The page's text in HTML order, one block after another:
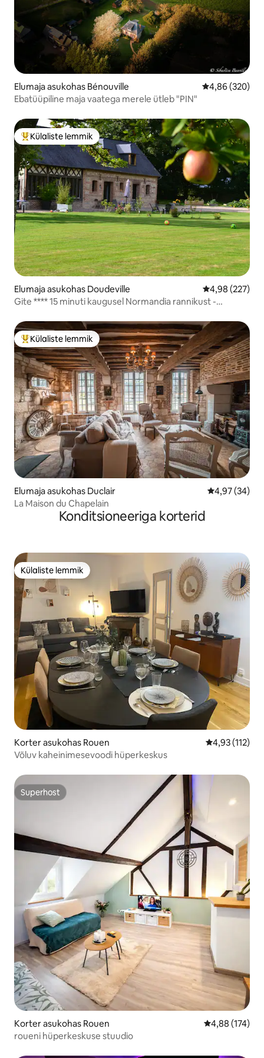
Elumaja asukohas Bénouville Keskmine
4,86 (320)
Ebatüüpiline maja vaatega merele ütleb "PIN"
Külaliste suur lemmik
Külaliste lemmik
Elumaja asukohas Doudeville Keskmine
4,98 (227)
Gite **** 15 minuti kaugusel Normandia rannikust -
Külaliste suur lemmik
Külaliste lemmik
Elumaja asukohas Duclair Keskmine
4,97 (34)
La Maison du Chapelain
Konditsioneeriga korterid
Külaliste lemmik
Külaliste lemmik
Korter asukohas Rouen Keskmine
4,93 (112)
Võluv kaheinimesevoodi hüperkeskus
Superhost
Superhost
Korter asukohas Rouen Keskmine
4,88 (174)
roueni hüperkeskuse stuudio